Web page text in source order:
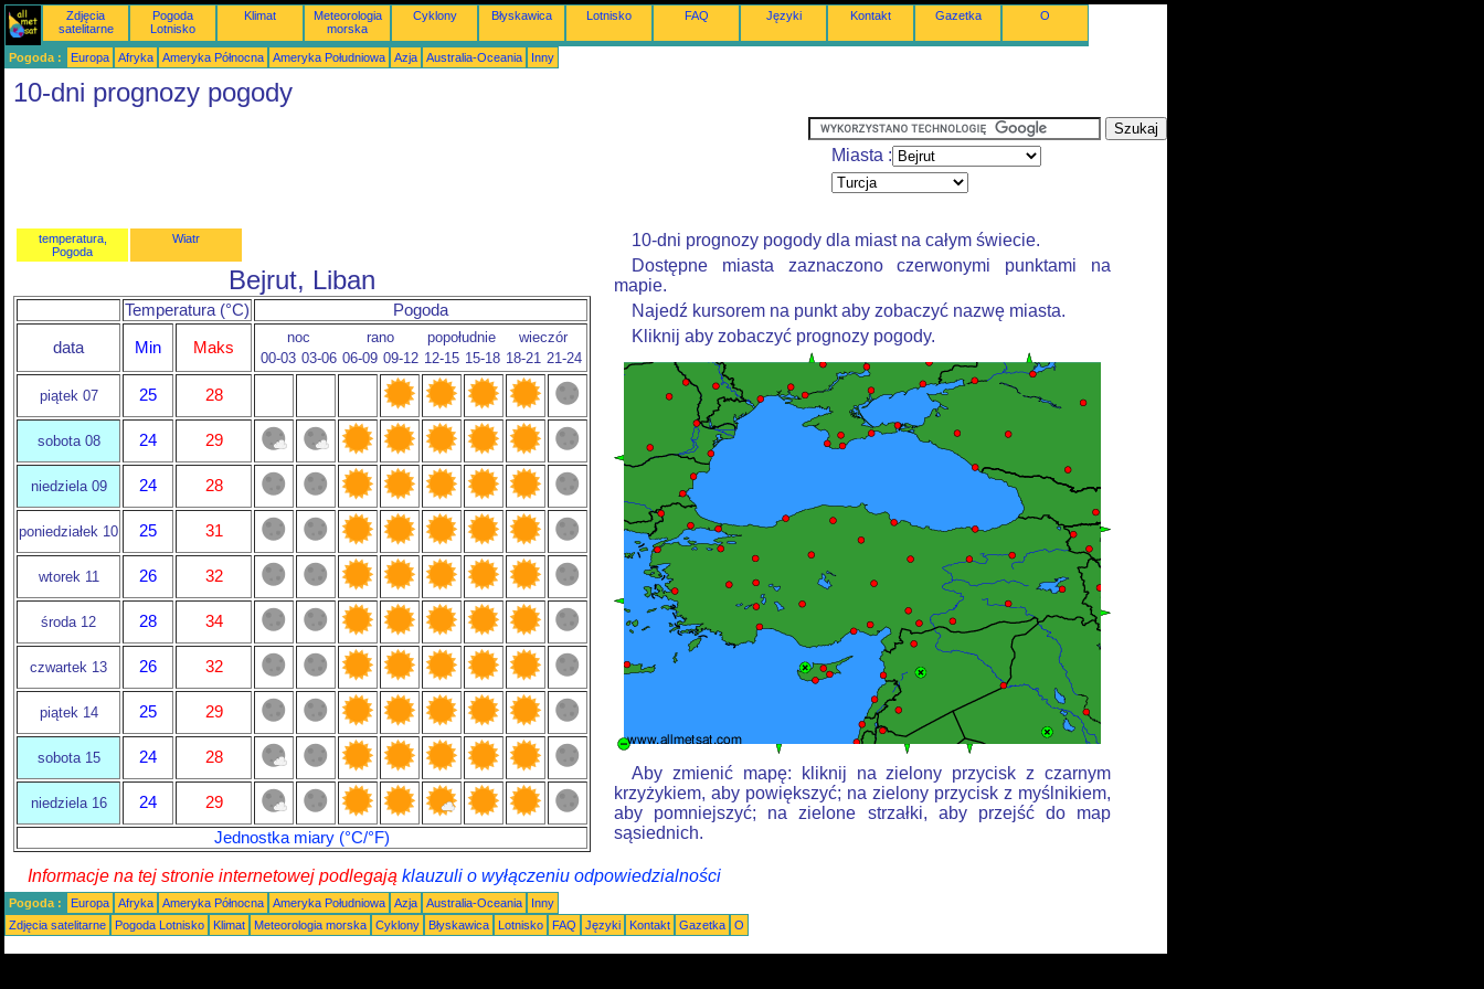
Zdjęcia
satelitarne
Pogoda
Lotnisko
Klimat
Meteorologia
morska
Cyklony Błyskawica Lotnisko FAQ Języki Kontakt Gazetka O
Pogoda : Europa Afryka Ameryka Północna Ameryka Południowa Azja Australia-Oceania Inny
10-dni prognozy pogody
Miasta :
temperatura,
Pogoda
Wiatr
Bejrut, Liban
Temperatura (°C) Pogoda
data Min Maks
noc rano popołudnie
wieczór
00-03 03-06 06-09 09-12 12-15 15-18 18-21 21-24
piątek 07 25 28
sobota 08 24 29
niedziela 09 24 28
poniedziałek 10 25 31
wtorek 11 26 32
środa 12 28 34
czwartek 13 26 32
piątek 14 25 29
sobota 15 24 28
niedziela 16 24
29
Jednostka miary (°C/°F)
10-dni prognozy pogody dla miast na całym świecie.
Dostępne miasta zaznaczono czerwonymi punktami na
mapie.
Najedź kursorem na punkt aby zobaczyć nazwę miasta.
Kliknij aby zobaczyć prognozy pogody.
Aby zmienić mapę: kliknij na zielony przycisk z czarnym
krzyżykiem, aby powiększyć; na zielony przycisk z myślnikiem,
aby pomniejszyć; na zielone strzałki, aby przejść do map
sąsiednich.
Informacje na tej stronie internetowej podlegają klauzuli o wyłączeniu odpowiedzialności
Pogoda : Europa Afryka Ameryka Północna Ameryka Południowa Azja Australia-Oceania
Inny
Zdjęcia satelitarne
Pogoda Lotnisko Klimat Meteorologia morska Cyklony Błyskawica Lotnisko FAQ Języki Kontakt Gazetka O